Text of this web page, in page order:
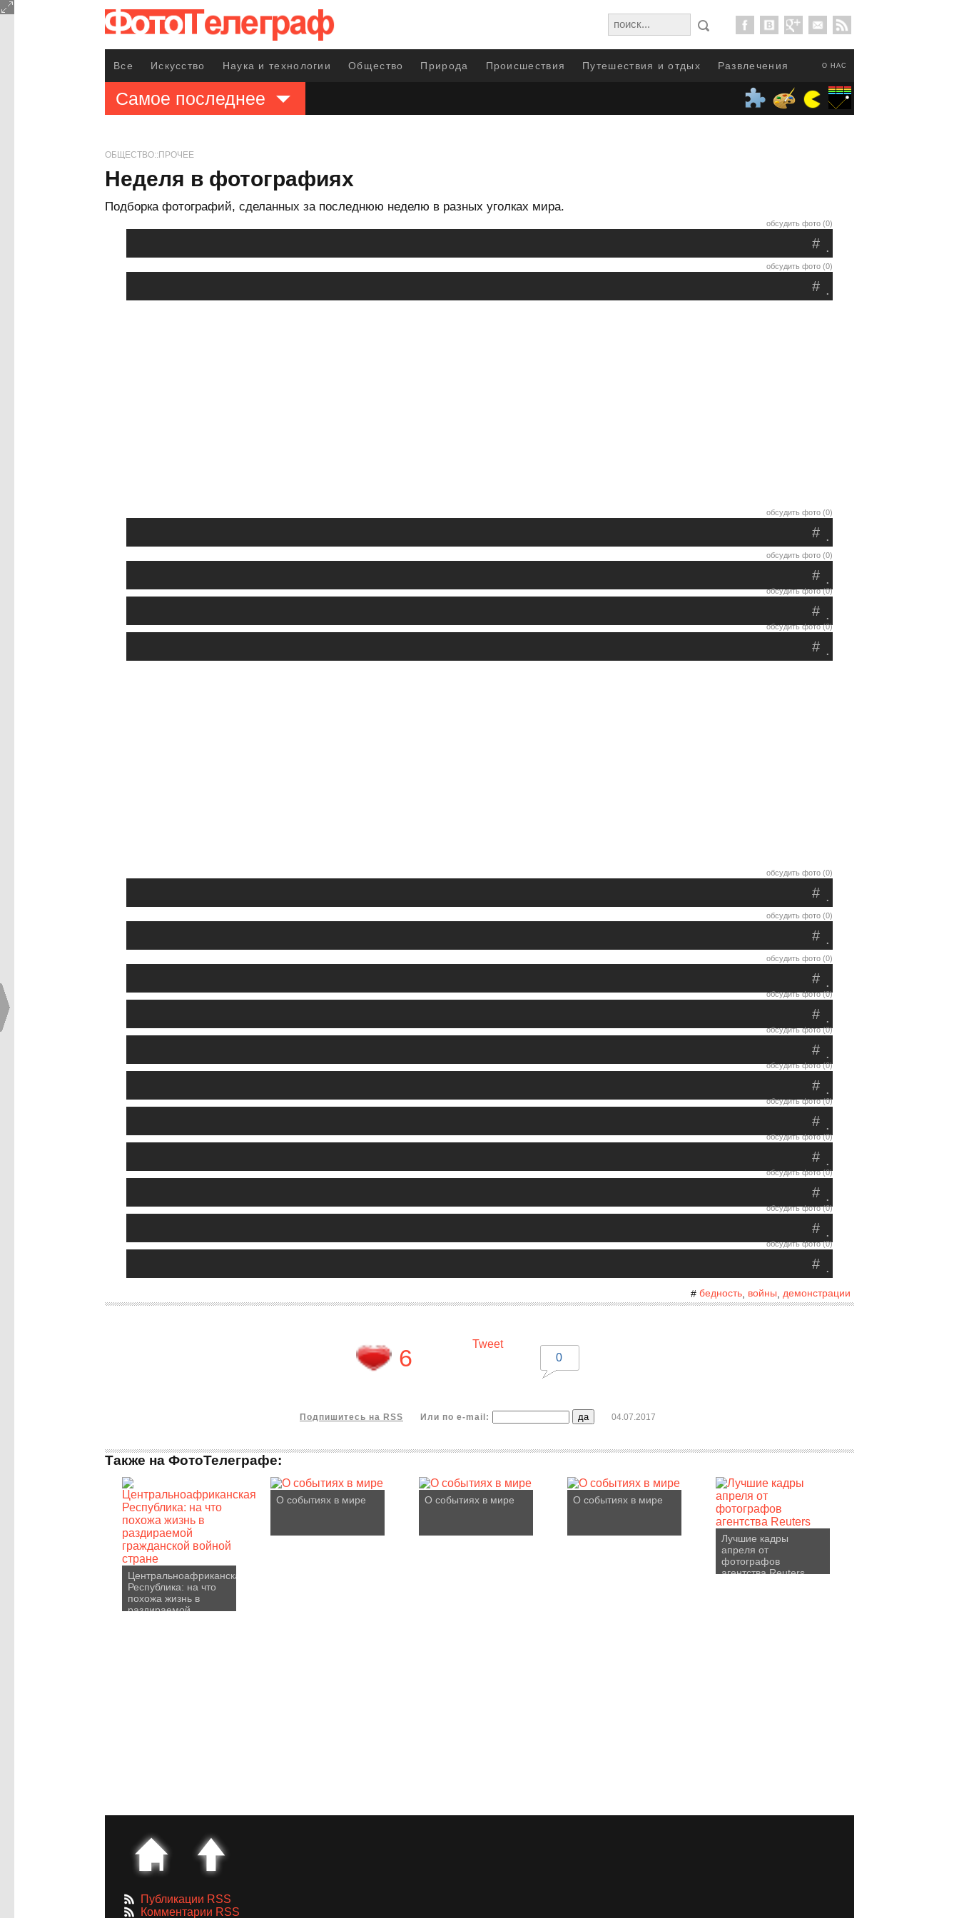
О НАС
Все Искусство Наука и технологии Общество Природа Происшествия Путешествия и отдых Развлечения
Самое последнее
ОБЩЕСТВО::ПРОЧЕЕ
Неделя в фотографиях
Подборка фотографий, сделанных за последнюю неделю в разных уголках мира.
обсудить фото (0)
.
#
обсудить фото (0)
.
#
обсудить фото (0)
.
#
обсудить фото (0)
.
#
обсудить фото (0)
.
#
обсудить фото (0)
.
#
обсудить фото (0)
.
#
обсудить фото (0)
.
#
обсудить фото (0)
.
#
обсудить фото (0)
.
#
обсудить фото (0)
.
#
обсудить фото (0)
.
#
обсудить фото (0)
.
#
обсудить фото (0)
.
#
обсудить фото (0)
.
#
обсудить фото (0)
.
#
обсудить фото (0)
.
#
# бедность войны демонстрации
6
Tweet
0
Подпишитесь на RSS Или по e-mail: 04.07.2017
Также на ФотоТелеграфе:
Центральноафриканская
Республика: на что
похожа жизнь в
раздираемой
О событиях в мире О событиях в мире О событиях в мире
Лучшие кадры
апреля от
фотографов
агентства Reuters
Публикации RSS
Комментарии RSS